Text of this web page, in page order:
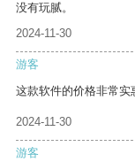
没有玩腻。
2024-11-30
游客
这款软件的价格非常实
2024-11-30
游客